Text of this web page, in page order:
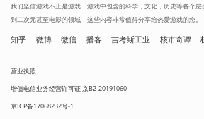
我们坚信游戏不止是游戏，游戏中包含的科学，文化，历史等各个
到二次元甚至电影的领域，这些内容非常值得分享给热爱游戏的您。
知乎 微博 微信 播客 吉考斯工业 核市奇谭
营业执照
增值电信业务经营许可证 京B2-20191060
京ICP备17068232号-1